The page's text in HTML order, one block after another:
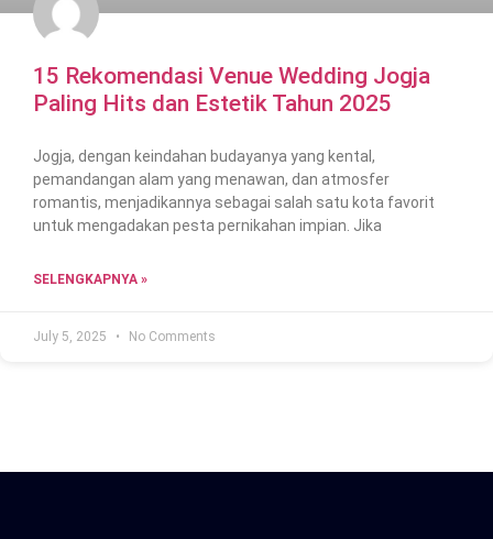
15 Rekomendasi Venue Wedding Jogja
Paling Hits dan Estetik Tahun 2025
Jogja, dengan keindahan budayanya yang kental,
pemandangan alam yang menawan, dan atmosfer
romantis, menjadikannya sebagai salah satu kota favorit
untuk mengadakan pesta pernikahan impian. Jika
SELENGKAPNYA »
July 5, 2025 No Comments